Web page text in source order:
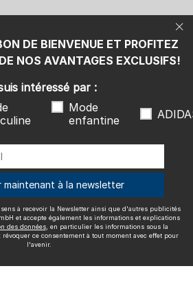
et explications de la
, en particulier les informations sous la
peux révoquer ce consentement à tout
livrons avec
qualité
sur nos évaluations
DE BIENVENUE ET PROFITEZ
NOS AVANTAGES EXCLUSIFS!
intéressé par :
Mode
enfantine
maintenant à la newsletter
à recevoir la Newsletter ainsi que d'autres publicités
et accepte également les informations et explications
des données, en particulier les informations sous la
ce consentement à tout moment avec effet pour
l'avenir.